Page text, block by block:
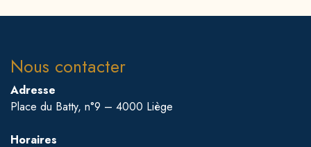
Nous contacter
Adresse
Place du Batty, n°9 – 4000 Liège
Horaires